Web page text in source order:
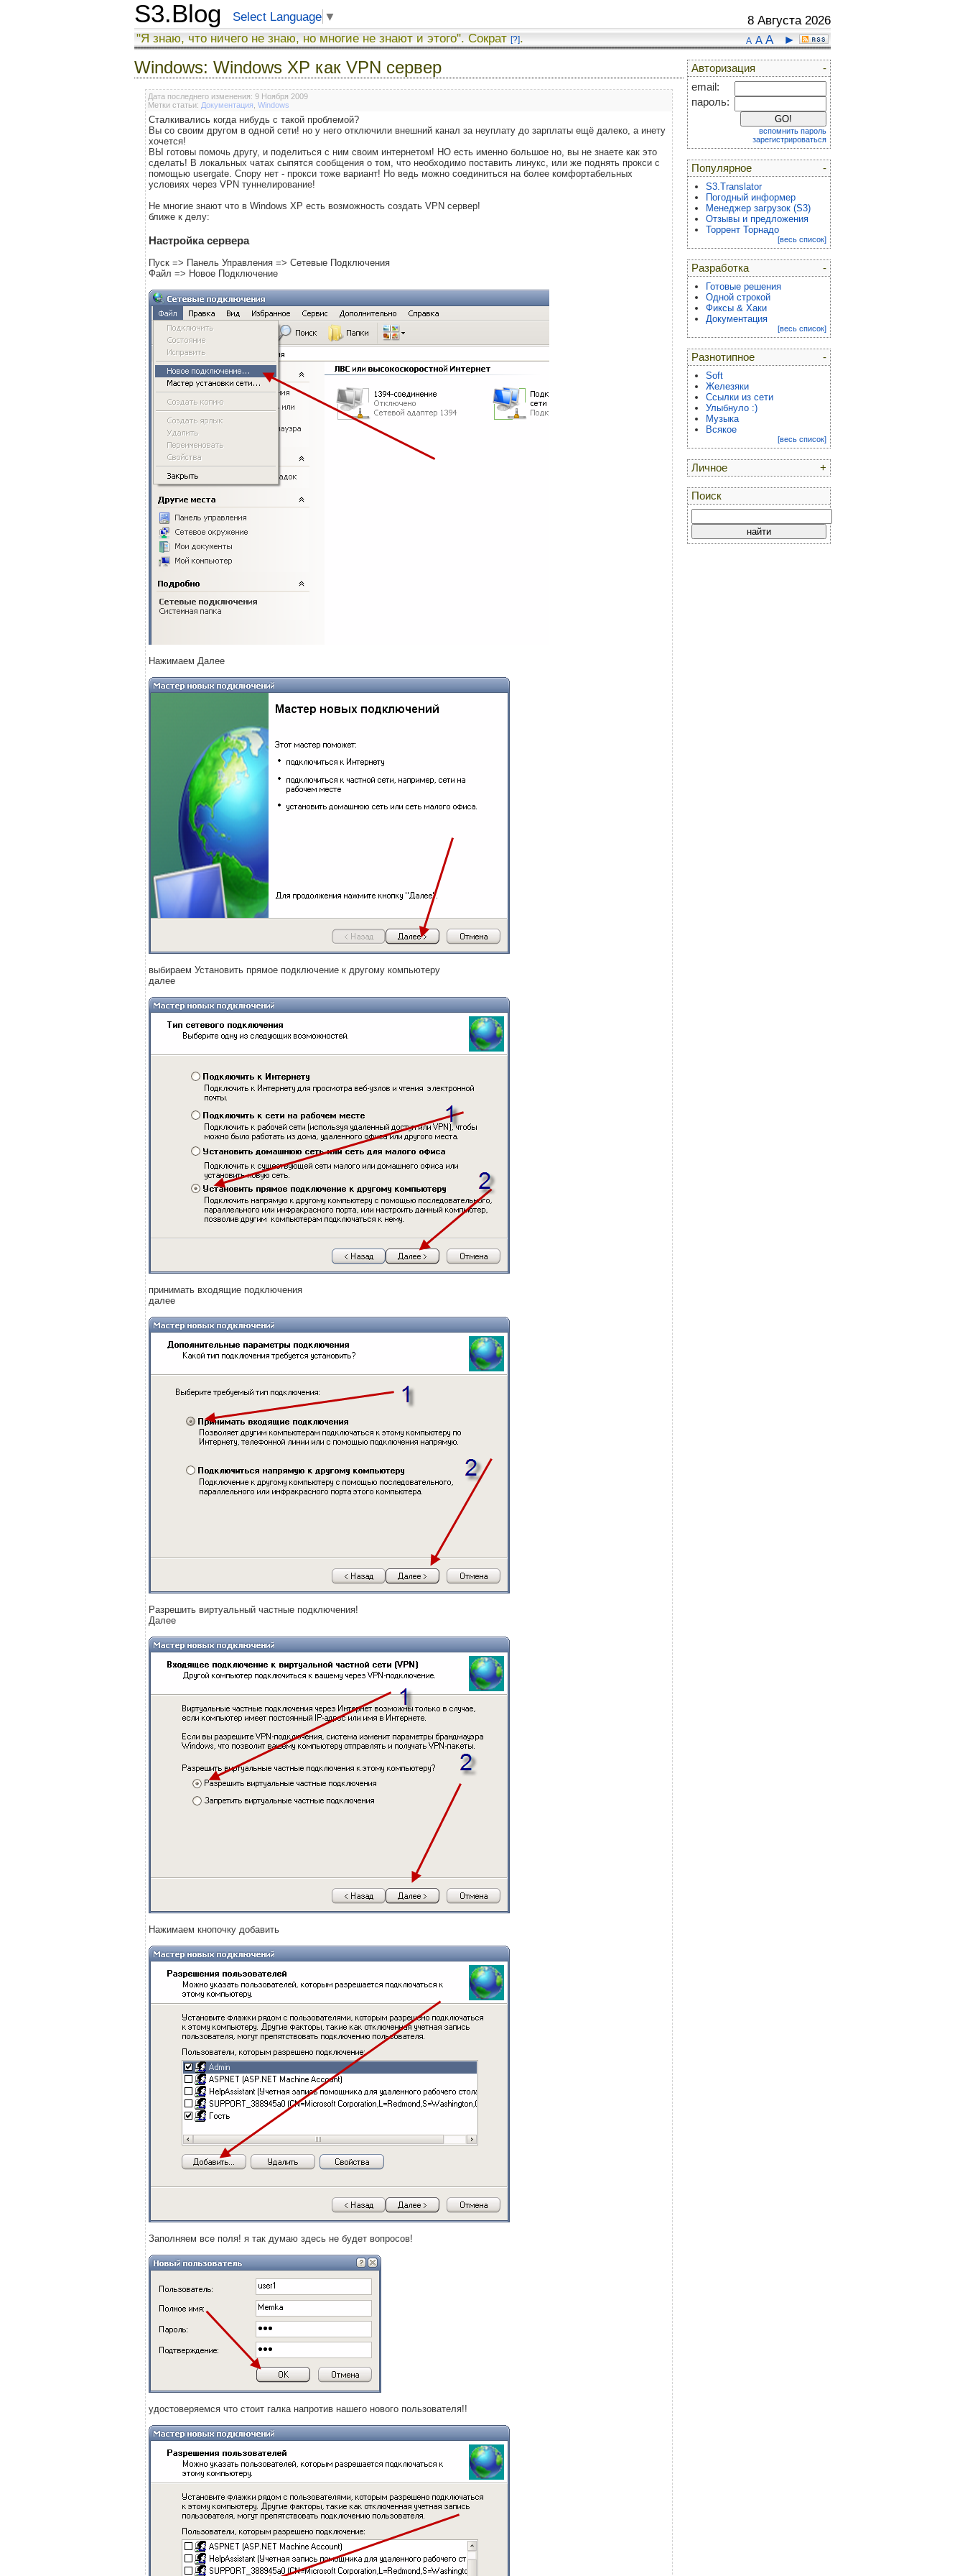
S3.Blog Select Language ▼ 8 Августа 2026
A A A ►
"Я знаю, что ничего не знаю, но многие не знают и этого". Сократ [?].
Windows: Windows XP как VPN сервер
Дата последнего изменения: 9 Ноября 2009
Метки статьи: Документация Windows
Сталкивались когда нибудь с такой проблемой?
Вы со своим другом в одной сети! но у него отключили внешний канал за неуплату до зарплаты ещё далеко, а инету
хочется!
ВЫ готовы помочь другу, и поделиться с ним своим интернетом! НО есть именно большое но, вы не знаете как это
сделать! В локальных чатах сыпятся сообщения о том, что необходимо поставить линукс, или же поднять прокси с
помощью usergate. Спору нет - прокси тоже вариант! Но ведь можно соединиться на более комфортабельных
условиях через VPN туннелирование!
Не многие знают что в Windows XP есть возможность создать VPN сервер!
ближе к делу:
Настройка сервера
Пуск => Панель Управления => Сетевые Подключения
Файл => Новое Подключение
Нажимаем Далее
выбираем Установить прямое подключение к другому компьютеру
далее
принимать входящие подключения
далее
Разрешить виртуальный частные подключения!
Далее
Нажимаем кнопочку добавить
Заполняем все поля! я так думаю здесь не будет вопросов!
удостоверяемся что стоит галка напротив нашего нового пользователя!!
-
Авторизация
email:
пароль:
вспомнить пароль
зарегистрироваться
-
Популярное
S3.Translator
Погодный информер
Менеджер загрузок (S3)
Отзывы и предложения
Торрент Торнадо
[весь список]
-
Разработка
Готовые решения
Одной строкой
Фиксы & Хаки
Документация
[весь список]
-
Разнотипное
Soft
Железяки
Ссылки из сети
Улыбнуло :)
Музыка
Всякое
[весь список]
+
Личное
Поиск